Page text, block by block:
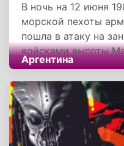
В ночь на 12 июня
морской пехоты
пошла в атаку на
войсками высоты
и Маунт-Лонгдон. К
заняты, хотя не во
легко. Через два
атаковала высоты
Уайрлесс-Ридж и
недостаточную
Аргентина